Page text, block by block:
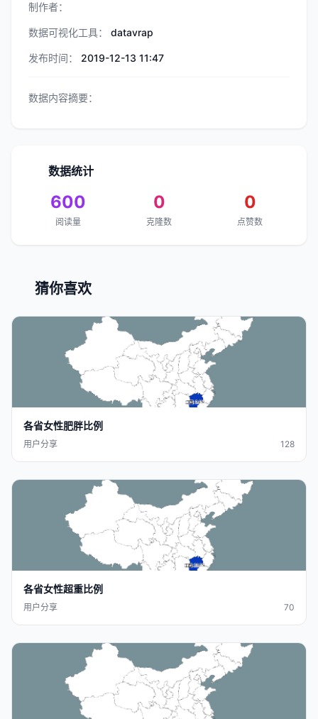
制作者：
数据可视化工具： datavrap
发布时间： 2019-12-13 11:47
数据内容摘要：
数据统计
600
阅读量
0
克隆数
0
点赞数
猜你喜欢
各省女性肥胖比例
用户分享 128
各省女性超重比例
用户分享 70